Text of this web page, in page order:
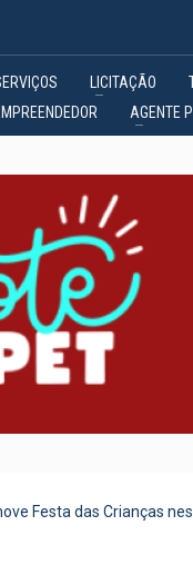
LICITAÇÃO
AGENTE
Festa das Crianças